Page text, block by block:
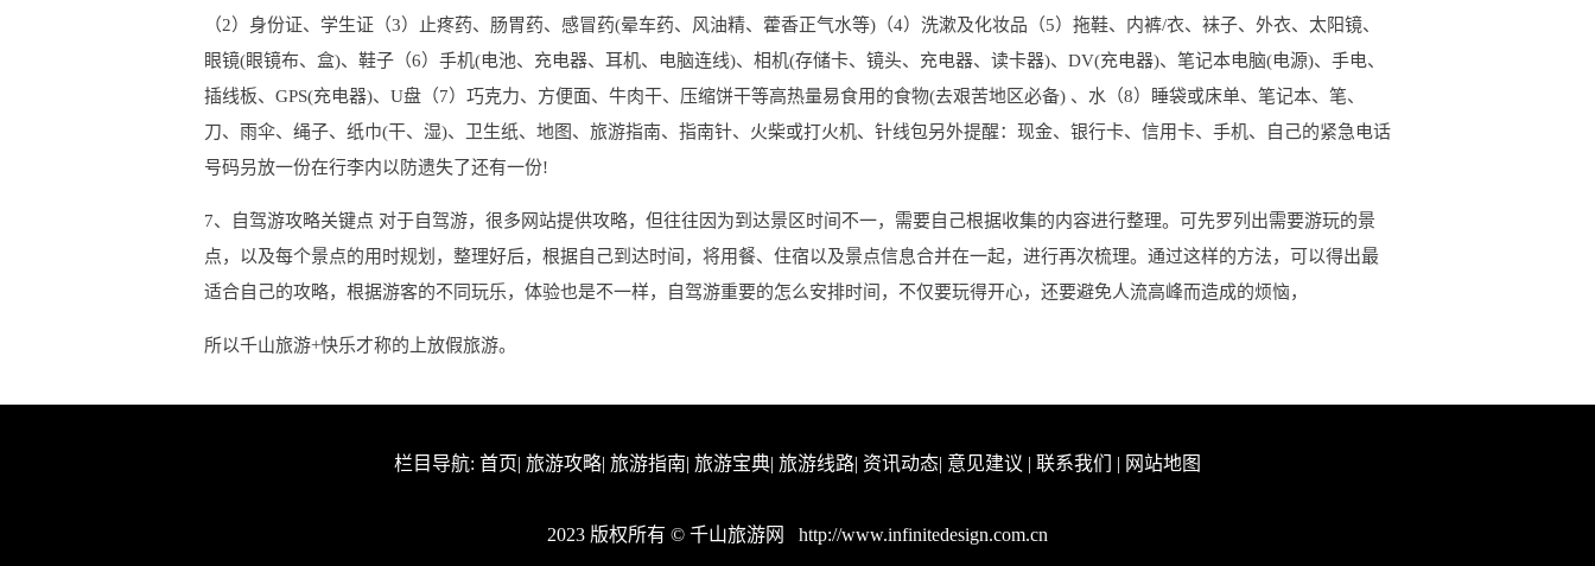
（2）身份证、学生证（3）止疼药、肠胃药、感冒药(晕车药、风油精、藿香正气水等)（4）洗漱及化妆品（5）拖鞋、内裤/衣、袜子、外衣、太阳镜、
眼镜(眼镜布、盒)、鞋子（6）手机(电池、充电器、耳机、电脑连线)、相机(存储卡、镜头、充电器、读卡器)、DV(充电器)、笔记本电脑(电源)、手电、
插线板、GPS(充电器)、U盘（7）巧克力、方便面、牛肉干、压缩饼干等高热量易食用的食物(去艰苦地区必备) 、水（8）睡袋或床单、笔记本、笔、
刀、雨伞、绳子、纸巾(干、湿)、卫生纸、地图、旅游指南、指南针、火柴或打火机、针线包另外提醒：现金、银行卡、信用卡、手机、自己的紧急电话
号码叧放一份在行李内以防遗失了还有一份!
7、自驾游攻略关键点 对于自驾游，很多网站提供攻略，但往往因为到达景区时间不一，需要自己根据收集的内容进行整理。可先罗列出需要游玩的景
点，以及每个景点的用时规划，整理好后，根据自己到达时间，将用餐、住宿以及景点信息合并在一起，进行再次梳理。通过这样的方法，可以得出最
适合自己的攻略，根据游客的不同玩乐，体验也是不一样，自驾游重要的怎么安排时间，不仅要玩得开心，还要避免人流高峰而造成的烦恼，
所以千山旅游+快乐才称的上放假旅游。
栏目导航: 首页| 旅游攻略| 旅游指南| 旅游宝典| 旅游线路| 资讯动态| 意见建议 | 联系我们 | 网站地图
2023 版权所有 © 千山旅游网 http://www.infinitedesign.com.cn